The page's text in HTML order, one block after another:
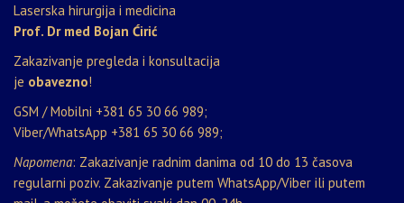
Laserska hirurgija i medicina
Prof. Dr med Bojan Ćirić
Zakazivanje pregleda i konsultacija
je obavezno!
GSM / Mobilni +381 65 30 66 989;
Viber/WhatsApp +381 65 30 66 989;
Napomena: Zakazivanje radnim danima od 10 do 13 časova
regularni poziv. Zakazivanje putem WhatsApp/Viber ili putem